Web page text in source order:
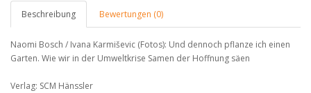
Beschreibung Bewertungen (0)
Naomi Bosch / Ivana Karmiševic (Fotos): Und dennoch pflanze ich einen
Garten. Wie wir in der Umweltkrise Samen der Hoffnung säen
Verlag: SCM Hänssler